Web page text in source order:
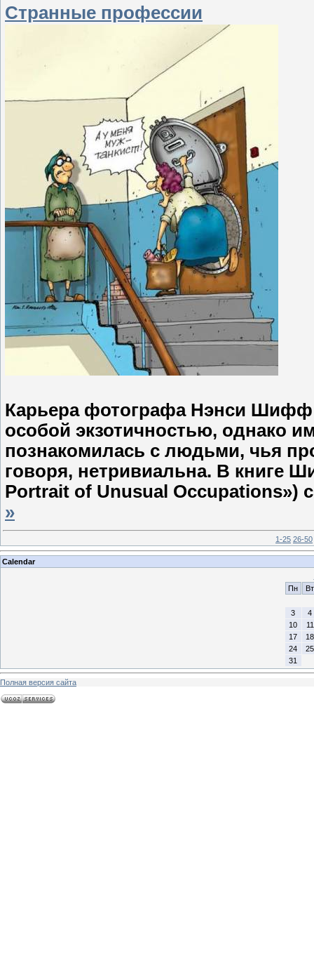
Странные профессии
Карьера фотографа Нэнси Шифф
особой экзотичностью, однако
познакомилась с людьми, чья
говоря, нетривиальна. В книге
Portrait of Unusual
»
1-25 26-50
Calendar
Пн
Вт
3
4
10
11
17
18
24
25
31
Полная версия сайта